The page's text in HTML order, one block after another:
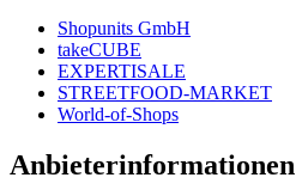
Shopunits GmbH
takeCUBE
EXPERTISALE
STREETFOOD-MARKET
World-of-Shops
Anbieterinformationen